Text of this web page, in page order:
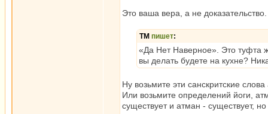
Это ваша вера, а не доказательство.
ТМ пишет:
«Да Нет Наверное». Это туфта
вы делать будете на кухне?
Ну возьмите эти санскритские
Или возьмите определений йоги,
существует и атман - существует,